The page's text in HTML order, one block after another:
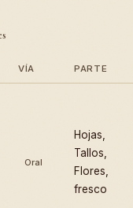
VÍA PARTE
Oral
Hojas,
Tallos,
Flores,
fresco